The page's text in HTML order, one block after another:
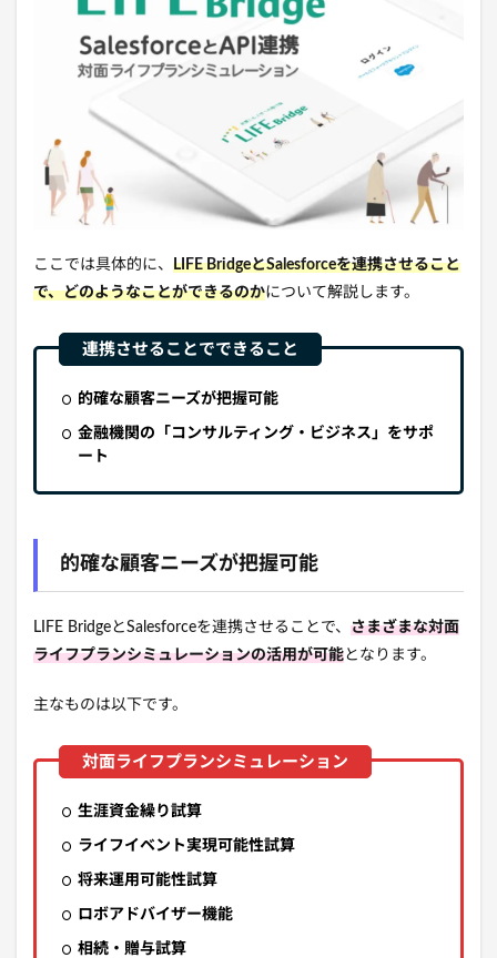
ここでは具体的に、 LIFE BridgeとSalesforceを連携させること
で、どのようなことができるのかについて解説します。
的確な顧客ニーズが把握可能
金融機関の「コンサルティング・ビジネス」をサポ
ート
的確な顧客ニーズが把握可能
LIFE BridgeとSalesforceを連携させることで、 さまざまな対面
ライフプランシミュレーションの活用が可能となります。
主なものは以下です。
生涯資金繰り試算
ライフイベント実現可能性試算
将来運用可能性試算
ロボアドバイザー機能
相続・贈与試算